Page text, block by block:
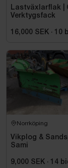
Lastväxlarflak |
Verktygsfack
16,000 SEK · 10
Norrköping
Vikplog &
Sami
9,000 SEK · 14